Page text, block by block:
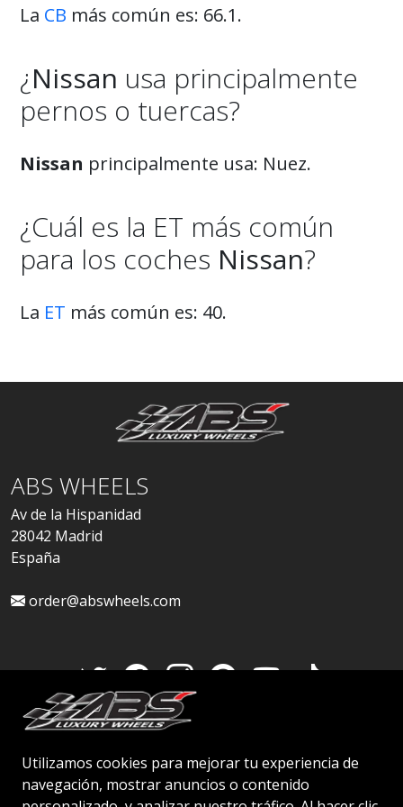
Utilizamos cookies para mejorar tu experiencia de
navegación, mostrar anuncios o contenido
La CB más común es: 66.1.
¿Nissan usa principalmente
pernos o tuercas?
Nissan principalmente usa: Nuez.
¿Cuál es la ET más común
para los coches Nissan?
La ET más común es: 40.
ABS WHEELS
Av de la Hispanidad
28042 Madrid
España
order@abswheels.com
Cuenta de distribuidor